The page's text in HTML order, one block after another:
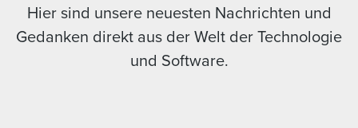
Hier sind unsere neuesten Nachrichten und
Gedanken direkt aus der Welt der Technologie
und Software.